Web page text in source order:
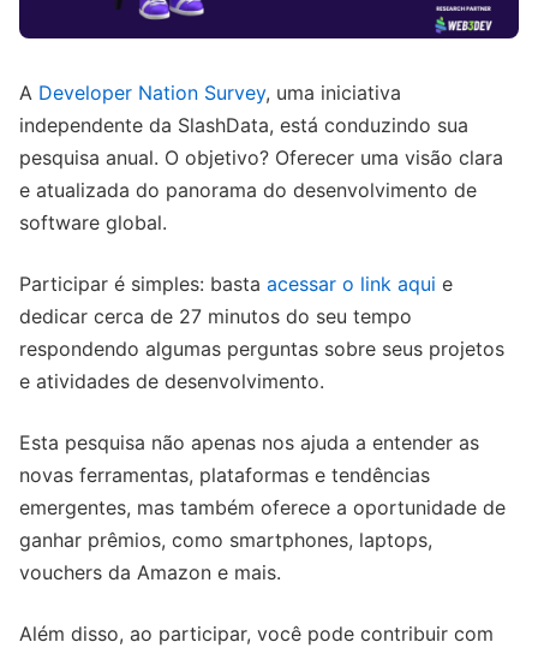
A Developer Nation Survey, uma iniciativa
independente da SlashData, está conduzindo sua
pesquisa anual. O objetivo? Oferecer uma visão clara
e atualizada do panorama do desenvolvimento de
software global.
Participar é simples: basta acessar o link aqui e
dedicar cerca de 27 minutos do seu tempo
respondendo algumas perguntas sobre seus projetos
e atividades de desenvolvimento.
Esta pesquisa não apenas nos ajuda a entender as
novas ferramentas, plataformas e tendências
emergentes, mas também oferece a oportunidade de
ganhar prêmios, como smartphones, laptops,
vouchers da Amazon e mais.
Além disso, ao participar, você pode contribuir com